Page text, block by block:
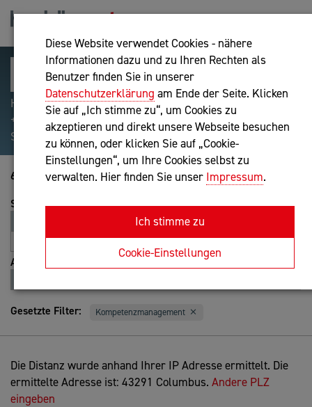
Diese Website verwendet Cookies - nähere
Informationen dazu und zu Ihren Rechten als
Benutzer finden Sie in unserer
Datenschutzerklärung am Ende der Seite. Klicken
Sie auf „Ich stimme zu“, um Cookies zu
akzeptieren und direkt unsere Webseite besuchen
zu können, oder klicken Sie auf „Cookie-
Einstellungen“, um Ihre Cookies selbst zu
verwalten. Hier finden Sie unser Impressum.
Ich stimme zu
Cookie-Einstellungen
Hilfreiche Suchparameter: Begriff einschließen:
+webshop, Begriff ausschließen: -webshop, Exakter
Suchbegriff: "internet of things"
61-80 von 100
Sortierung
Entfernung
A-Z
Z-A
Ansicht
Gesetzte Filter: Kompetenzmanagement
Die Distanz wurde anhand Ihrer IP Adresse ermittelt. Die
ermittelte Adresse ist: 43291 Columbus. Andere PLZ
eingeben